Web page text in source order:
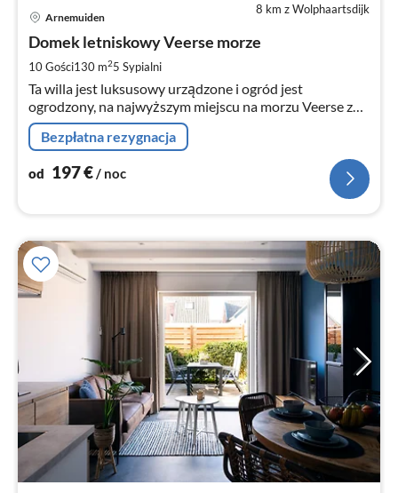
8 km z Wolphaartsdijk
Arnemuiden
Domek letniskowy Veerse morze
10 Gości130 m25 Sypialni
Ta willa jest luksusowy urządzone i ogród jest
ogrodzony, na najwyższym miejscu na morzu Veerse z
prywatnym molo na Tur
Bezpłatna rezygnacja
od 197€/ noc